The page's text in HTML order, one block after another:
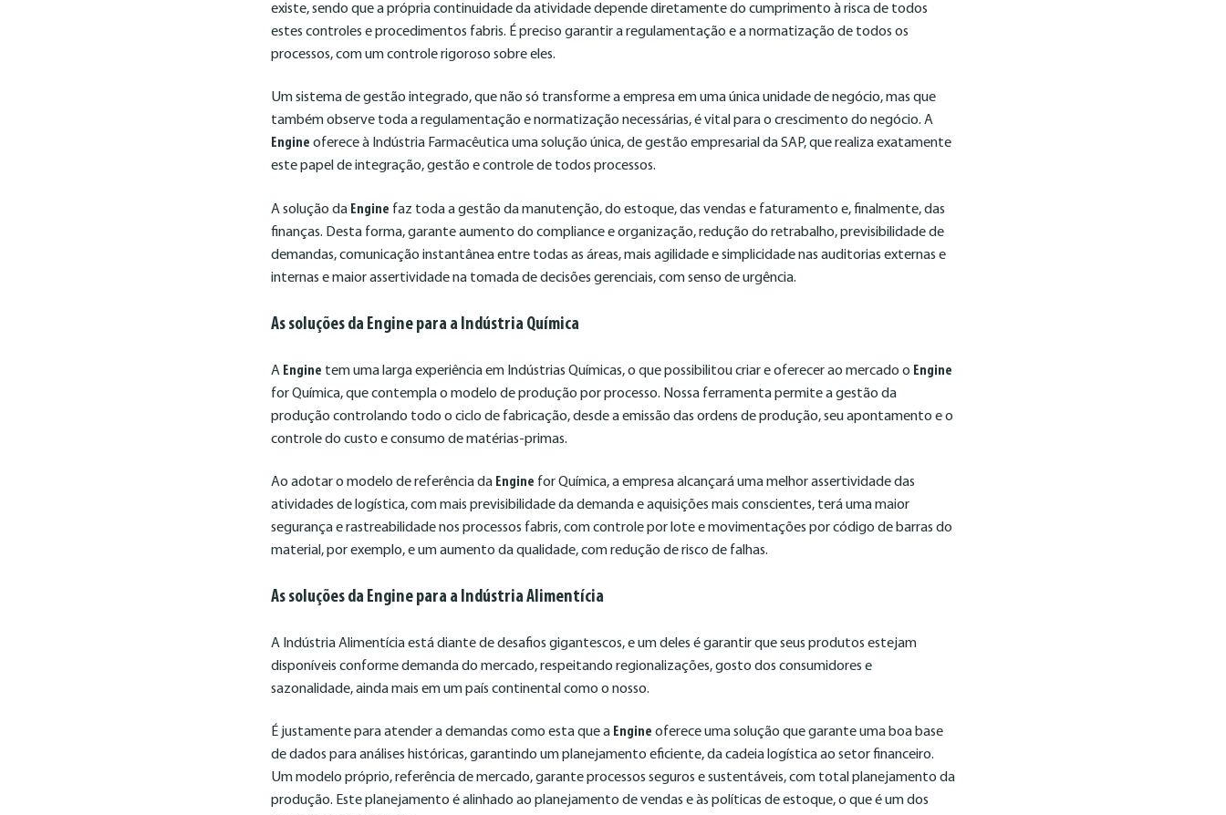
existe, sendo que a própria continuidade da atividade depende diretamente do cumprimento à risca de todos
estes controles e procedimentos fabris. É preciso garantir a regulamentação e a normatização de todos os
processos, com um controle rigoroso sobre eles.
Um sistema de gestão integrado, que não só transforme a empresa em uma única unidade de negócio, mas que
também observe toda a regulamentação e normatização necessárias, é vital para o crescimento do negócio. A
Engine oferece à Indústria Farmacêutica uma solução única, de gestão empresarial da SAP, que realiza exatamente
este papel de integração, gestão e controle de todos processos.
A solução da Engine faz toda a gestão da manutenção, do estoque, das vendas e faturamento e, finalmente, das
finanças. Desta forma, garante aumento do compliance e organização, redução do retrabalho, previsibilidade de
demandas, comunicação instantânea entre todas as áreas, mais agilidade e simplicidade nas auditorias externas e
internas e maior assertividade na tomada de decisões gerenciais, com senso de urgência.
As soluções da Engine para a Indústria Química
A Engine tem uma larga experiência em Indústrias Químicas, o que possibilitou criar e oferecer ao mercado o Engine
for Química, que contempla o modelo de produção por processo. Nossa ferramenta permite a gestão da
produção controlando todo o ciclo de fabricação, desde a emissão das ordens de produção, seu apontamento e o
controle do custo e consumo de matérias-primas.
Ao adotar o modelo de referência da Engine for Química, a empresa alcançará uma melhor assertividade das
atividades de logística, com mais previsibilidade da demanda e aquisições mais conscientes, terá uma maior
segurança e rastreabilidade nos processos fabris, com controle por lote e movimentações por código de barras do
material, por exemplo, e um aumento da qualidade, com redução de risco de falhas.
As soluções da Engine para a Indústria Alimentícia
A Indústria Alimentícia está diante de desafios gigantescos, e um deles é garantir que seus produtos estejam
disponíveis conforme demanda do mercado, respeitando regionalizações, gosto dos consumidores e
sazonalidade, ainda mais em um país continental como o nosso.
É justamente para atender a demandas como esta que a Engine oferece uma solução que garante uma boa base
de dados para análises históricas, garantindo um planejamento eficiente, da cadeia logística ao setor financeiro.
Um modelo próprio, referência de mercado, garante processos seguros e sustentáveis, com total planejamento da
produção. Este planejamento é alinhado ao planejamento de vendas e às políticas de estoque, o que é um dos